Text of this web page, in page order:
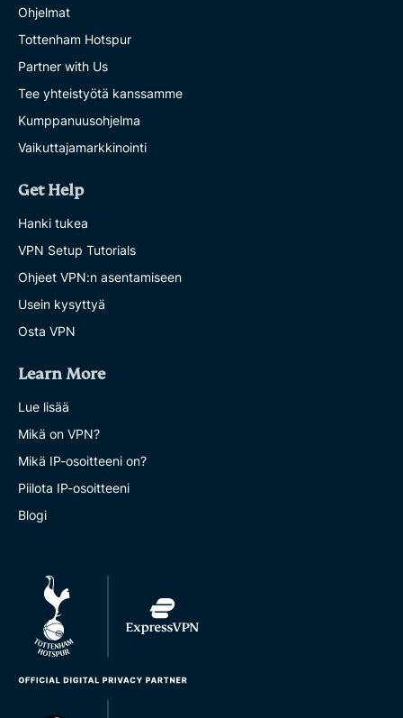
Ohjelmat
Tottenham Hotspur
Partner with Us
Tee yhteistyötä kanssamme
Kumppanuusohjelma
Vaikuttajamarkkinointi
Get Help
Hanki tukea
VPN Setup Tutorials
Ohjeet VPN:n asentamiseen
Usein kysyttyä
Osta VPN
Learn More
Lue lisää
Mikä on VPN?
Mikä IP-osoitteeni on?
Piilota IP-osoitteeni
Blogi